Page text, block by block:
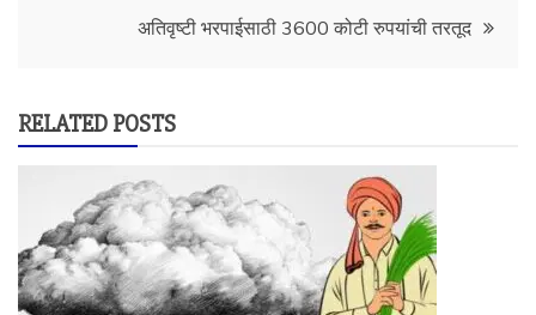
अतिवृष्टी भरपाईसाठी 3600 कोटी रुपयांची तरतूद
RELATED POSTS